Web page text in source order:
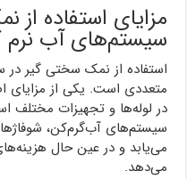
مزایای استفاده
سیستم‌های آب
استفاده از نمک سختی گیر
متعددی است. یکی از
در لوله‌ها و تجهیزات
سیستم‌های آب‌گرم‌کن،
می‌یابد و در عین حال
می‌دهد.